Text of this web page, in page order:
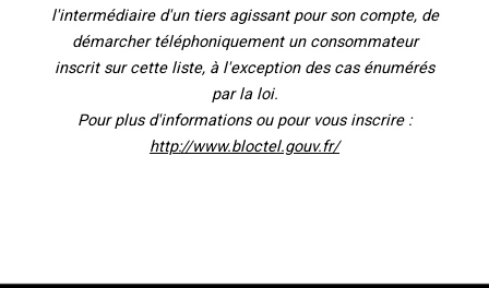
l'intermédiaire d'un tiers agissant pour son compte, de
démarcher téléphoniquement un consommateur
inscrit sur cette liste, à l'exception des cas énumérés
par la loi.
Pour plus d'informations ou pour vous inscrire :
http://www.bloctel.gouv.fr/